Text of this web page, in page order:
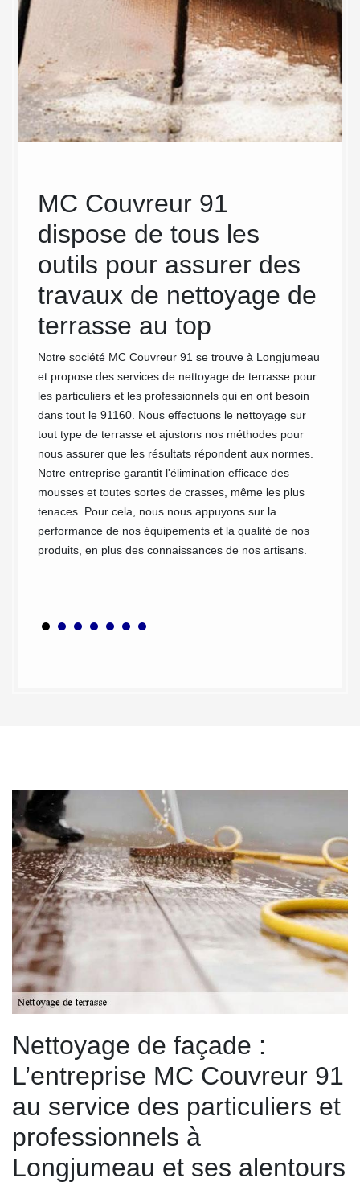
MC Couvreur 91
dispose de tous les
outils pour assurer des
travaux de nettoyage de
terrasse au top
Notre société MC Couvreur 91 se trouve à Longjumeau
et propose des services de nettoyage de terrasse pour
les particuliers et les professionnels qui en ont besoin
dans tout le 91160. Nous effectuons le nettoyage sur
tout type de terrasse et ajustons nos méthodes pour
nous assurer que les résultats répondent aux normes.
Notre entreprise garantit l'élimination efficace des
mousses et toutes sortes de crasses, même les plus
tenaces. Pour cela, nous nous appuyons sur la
performance de nos équipements et la qualité de nos
produits, en plus des connaissances de nos artisans.
Nettoyage de façade :
L’entreprise MC Couvreur 91
au service des particuliers et
professionnels à
Longjumeau et ses alentours